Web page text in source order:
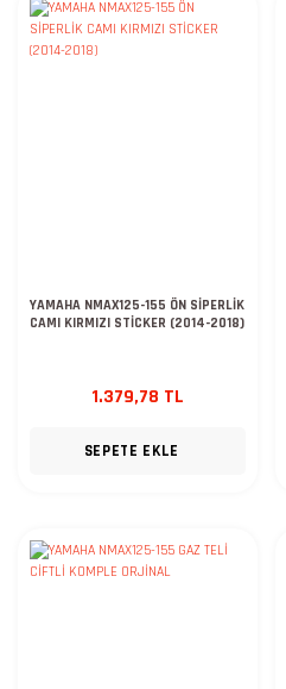
YAMAHA NMAX125-155 ÖN SİPERLİK
CAMI KIRMIZI STİCKER (2014-2018)
1.379,78 TL
SEPETE EKLE